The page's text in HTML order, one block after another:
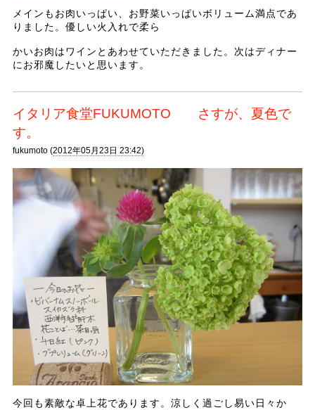
メインもお肉いっぱい、お野菜いっぱいボリューム満点であ
りました。優しい火入れで柔ら
かいお肉はワインとあわせていただきました。次はディナー
にお邪魔したいと思います。
イタリア食堂FUKUMOTO さすが、夏色で
す。
fukumoto (2012年05月23日 23:42)
今回も素敵な卓上花であります。涼しく過ごし易い日々か